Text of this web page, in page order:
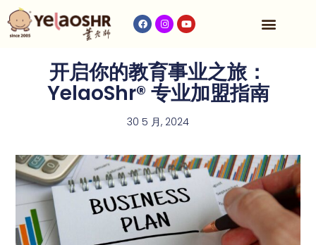
开启你的教育事业之旅：
YelaoShr® 专业加盟指南
30 5 月, 2024